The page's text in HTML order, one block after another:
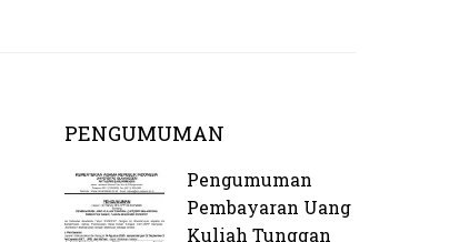
PENGUMUMAN
Pengumuman
Pembayaran Uang
Kuliah Tunggan